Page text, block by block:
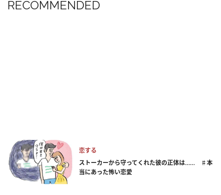
RECOMMENDED
恋する
ストーカーから守ってくれた彼の正体は…… ♯本
当にあった怖い恋愛